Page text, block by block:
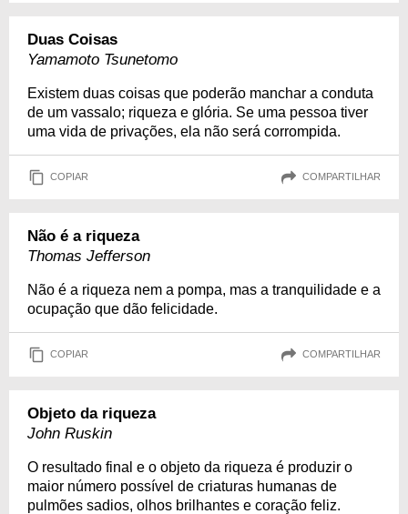
Duas Coisas
Yamamoto Tsunetomo
Existem duas coisas que poderão manchar a conduta
de um vassalo; riqueza e glória. Se uma pessoa tiver
uma vida de privações, ela não será corrompida.
COPIAR COMPARTILHAR
Não é a riqueza
Thomas Jefferson
Não é a riqueza nem a pompa, mas a tranquilidade e a
ocupação que dão felicidade.
COPIAR COMPARTILHAR
Objeto da riqueza
John Ruskin
O resultado final e o objeto da riqueza é produzir o
maior número possível de criaturas humanas de
pulmões sadios, olhos brilhantes e coração feliz.